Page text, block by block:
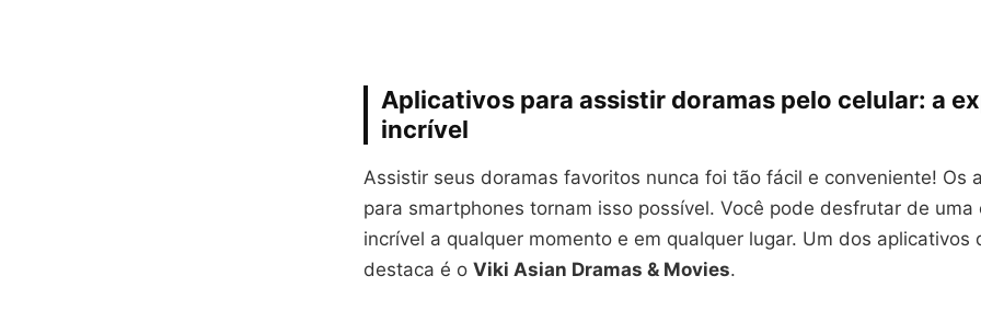
Aplicativos para assistir doramas pelo celular: a
incrível
Assistir seus doramas favoritos nunca foi tão fácil e conveniente! Os
para smartphones tornam isso possível. Você pode desfrutar de uma
incrível a qualquer momento e em qualquer lugar. Um dos aplicativos
destaca é o Viki Asian Dramas & Movies.